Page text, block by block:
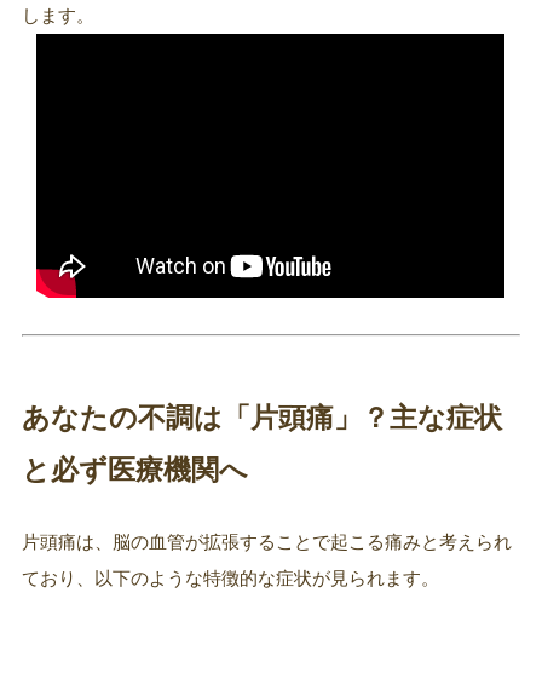
します。
あなたの不調は「片頭痛」？主な症状
と必ず医療機関へ
片頭痛は、脳の血管が拡張することで起こる痛みと考えられ
ており、以下のような特徴的な症状が見られます。